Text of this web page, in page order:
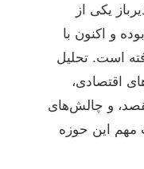
یکی از
و اکنون با
است. تحلیل
اقتصادی،
و چالش‌های
مهم این حوزه